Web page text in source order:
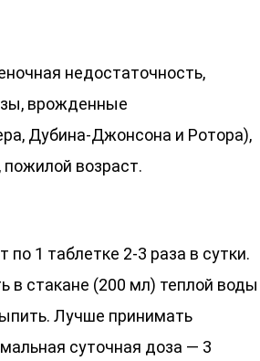
недостаточность,
врожденные
Дубина-Джонсона и Ротора),
пожилой возраст.
1 таблетке 2-3 раза в сутки.
в стакане (200 мл) теплой воды
Лучше принимать
суточная доза — 3